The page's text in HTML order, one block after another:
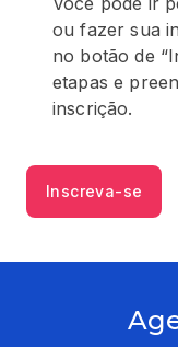
ou fazer sua
no botão de
etapas e
inscrição.
Inscreva-se